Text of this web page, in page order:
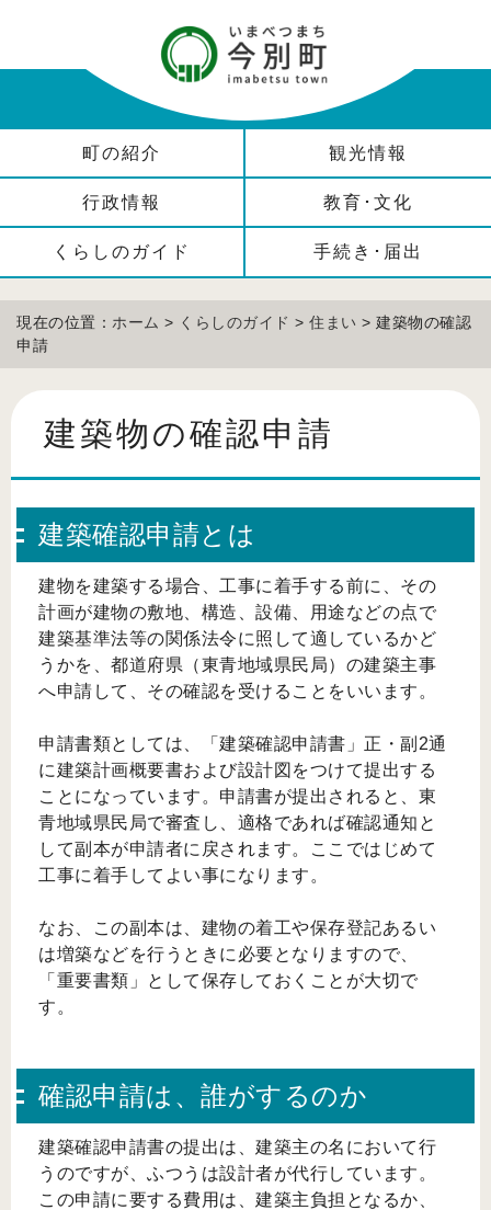
町の紹介 観光情報
行政情報 教育･文化
くらしのガイド 手続き･届出
現在の位置： ホーム > くらしのガイド > 住まい > 建築物の確認
申請
建築物の確認申請
建築確認申請とは
建物を建築する場合、工事に着手する前に、その
計画が建物の敷地、構造、設備、用途などの点で
建築基準法等の関係法令に照して適しているかど
うかを、都道府県（東青地域県民局）の建築主事
へ申請して、その確認を受けることをいいます。
申請書類としては、「建築確認申請書」正・副2通
に建築計画概要書および設計図をつけて提出する
ことになっています。申請書が提出されると、東
青地域県民局で審査し、適格であれば確認通知と
して副本が申請者に戻されます。ここではじめて
工事に着手してよい事になります。
なお、この副本は、建物の着工や保存登記あるい
は増築などを行うときに必要となりますので、
「重要書類」として保存しておくことが大切で
す。
確認申請は、誰がするのか
建築確認申請書の提出は、建築主の名において行
うのですが、ふつうは設計者が代行しています。
この申請に要する費用は、建築主負担となるか、